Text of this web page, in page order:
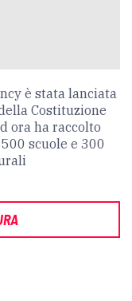
è stata lanciata
Costituzione
ora ha raccolto
scuole e 300